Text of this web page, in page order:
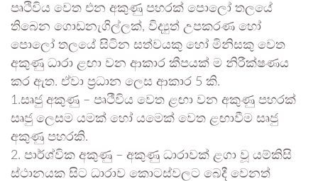
පෘථිවිය වෙත එන අකුණු පහරක් පොලෝ තලයේ
තිබෙන ගොඩනැගිල්ලක්, විද්‍යුත් උපකරණ හෝ
පොලෝ තලයේ සිටින සත්වයකු හෝ මිනිසකු වෙත
අකුණු ධාරා ළඟා වන ආකාර කීපයක් ම නිරීක්ෂණය
කර ඇත. ඒවා ප්‍රධාන ලෙස ආකාර 5 කි.
1.සෘජු අකුණු – පෘථීවිය වෙත ළඟා වන අකුණු පහරක්
සෘජු ලෙසම යමක් හෝ යමෙක් වෙත ළඟාවීම සෘජු
අකුණු පහරකි.
2. පාර්ශ්වික අකුණු – අකුණු ධාරාවක් ළගා වූ යම්කිසි
ස්ථානයක සිට ධාරාව කොටස්වලට බෙදී වෙනත්